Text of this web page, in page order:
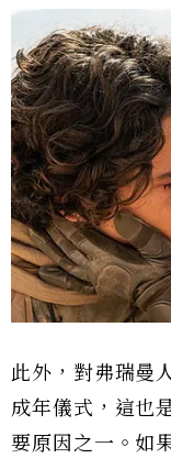
此外，對弗瑞曼
成年儀式，這也
要原因之一。如